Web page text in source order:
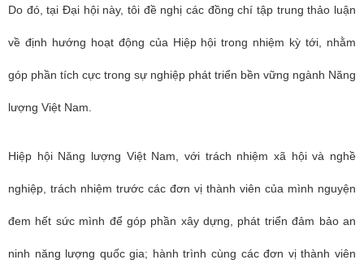
Do đó, tại Đại hội này, tôi đề nghị các đồng chí tập trung thảo luận
về định hướng hoạt động của Hiệp hội trong nhiệm kỳ tới, nhằm
góp phần tích cực trong sự nghiệp phát triển bền vững ngành Năng
lượng Việt Nam.
Hiệp hội Năng lượng Việt Nam, với trách nhiệm xã hội và nghề
nghiệp, trách nhiệm trước các đơn vị thành viên của mình nguyện
đem hết sức mình để góp phần xây dựng, phát triển đảm bảo an
ninh năng lượng quốc gia; hành trình cùng các đơn vị thành viên